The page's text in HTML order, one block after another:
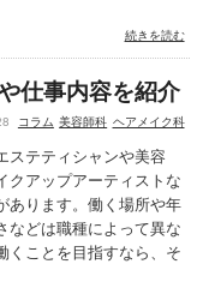
続きを読む
仕事内容を紹介
コラム 美容師科 ヘアメイク科
ステティシャンや美容
クアップアーティストな
あります。働く場所や年
などは職種によって異な
くことを目指すなら、そ